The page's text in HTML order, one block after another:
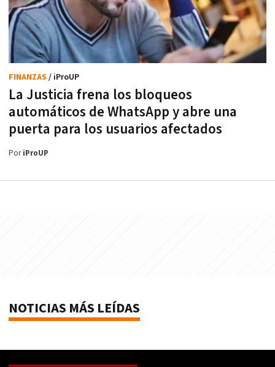
La Justicia frena los bloqueos
automáticos de WhatsApp y abre una
puerta para los usuarios afectados
FINANZAS / iProUP
PoriProUP
NOTICIAS MÁS LEÍDAS